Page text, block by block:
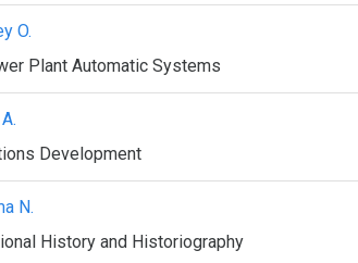
O.
Plant Automatic Systems
Development
N.
History and Historiography